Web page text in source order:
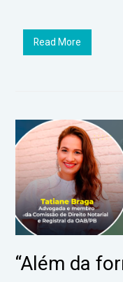
Read More
“Além da